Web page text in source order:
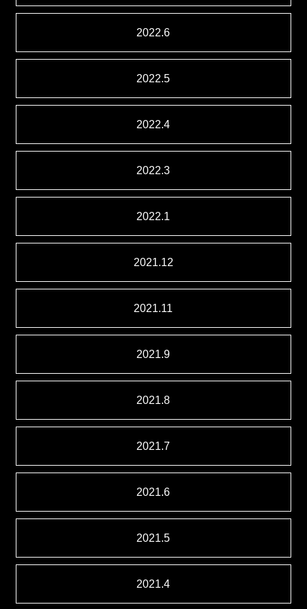
2022.6
2022.5
2022.4
2022.3
2022.1
2021.12
2021.11
2021.9
2021.8
2021.7
2021.6
2021.5
2021.4